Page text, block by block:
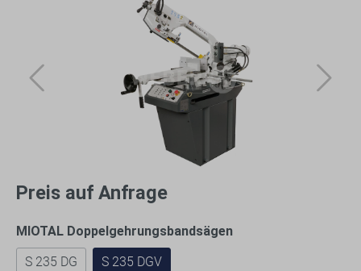
Preis auf Anfrage
MIOTAL Doppelgehrungsbandsägen
S 235 DG
S 235 DGV